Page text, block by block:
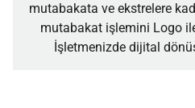
mutabakata ve ekstrelere
mutabakat işlemini Logo
İşletmenizde dijital